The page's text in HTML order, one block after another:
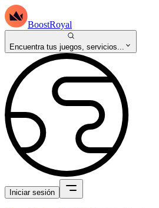
BoostRoyal
Encuentra tus juegos, servicios...
Iniciar sesión